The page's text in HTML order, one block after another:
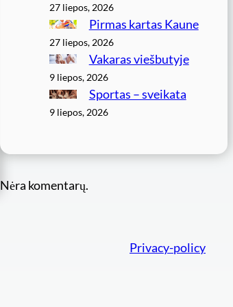
27 liepos, 2026
Pirmas kartas Kaune
27 liepos, 2026
Vakaras viešbutyje
9 liepos, 2026
Sportas – sveikata
9 liepos, 2026
Nėra komentarų.
Privacy-policy